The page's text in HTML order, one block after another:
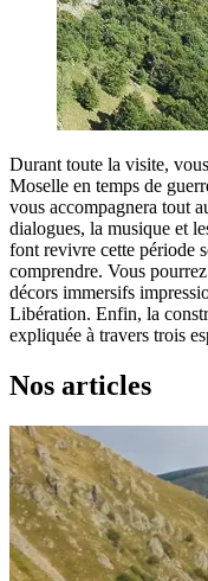
Durant toute la visite,
Moselle en temps de
vous accompagnera tout
dialogues, la musique et
font revivre cette période
comprendre. Vous
décors immersifs
Libération. Enfin, la
expliquée à travers trois
Nos articles